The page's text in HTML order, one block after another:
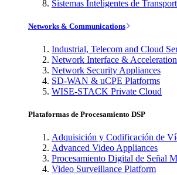
Sistemas Inteligentes de
Networks & Communications
Industrial, Telecom and Cloud
Network Interface &
Network Security Appliances
SD-WAN & uCPE Platforms
WISE-STACK Private Cloud
Plataformas de Procesamiento DSP
Adquisición y Codificación de
Advanced Video Appliances
Procesamiento Digital de Señal
Video Surveillance Platform